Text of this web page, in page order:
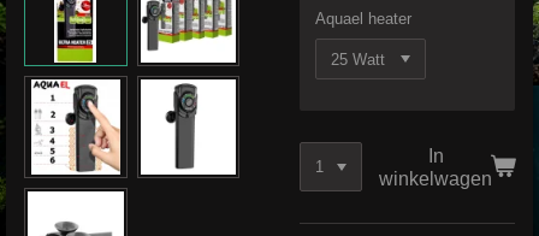
Aquael heater
In
winkelwagen